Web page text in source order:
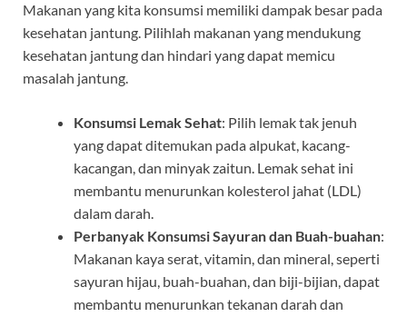
Makanan yang kita konsumsi memiliki dampak besar pada
kesehatan jantung. Pilihlah makanan yang mendukung
kesehatan jantung dan hindari yang dapat memicu
masalah jantung.
Konsumsi Lemak Sehat: Pilih lemak tak jenuh
yang dapat ditemukan pada alpukat, kacang-
kacangan, dan minyak zaitun. Lemak sehat ini
membantu menurunkan kolesterol jahat (LDL)
dalam darah.
Perbanyak Konsumsi Sayuran dan Buah-buahan:
Makanan kaya serat, vitamin, dan mineral, seperti
sayuran hijau, buah-buahan, dan biji-bijian, dapat
membantu menurunkan tekanan darah dan